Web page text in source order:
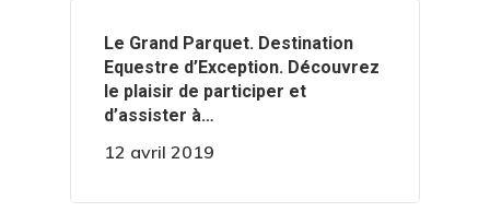
‍️Le Grand Parquet. Destination
Equestre d’Exception. Découvrez
le plaisir de participer et
d’assister à…
12 avril 2019